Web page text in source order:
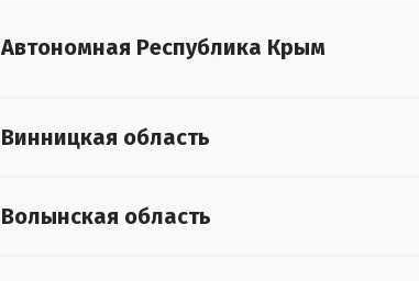
Автономная Республика Крым
Винницкая область
Волынская область